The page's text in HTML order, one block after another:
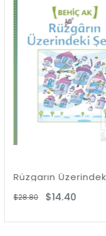
$14.40
$28.80